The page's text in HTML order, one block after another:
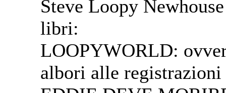
Steve Loopy
libri:
LOOPYWORLD:
albori alle registrazioni